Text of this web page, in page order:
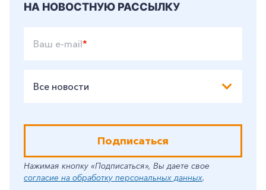
НА НОВОСТНУЮ РАССЫЛКУ
Ваш e-mail*
Все новости
Подписаться
Нажимая кнопку «Подписаться», Вы даете свое
согласие на обработку персональных данных.